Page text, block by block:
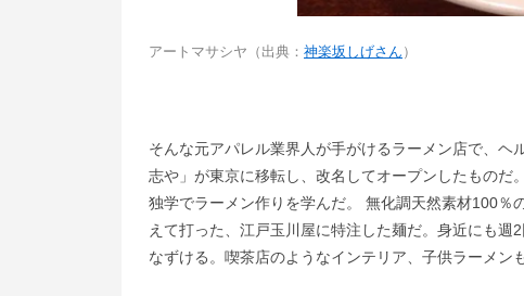
アートマサシヤ（出典： 神楽坂しげさん ）
そんな元アパレル業界人が手がけるラーメン店で、ヘ
志や」が東京に移転し、改名してオープンしたものだ
独学でラーメン作りを学んだ。 無化調天然素材100％
えて打った、江戸玉川屋に特注した麺だ。身近にも
なずける。喫茶店のようなインテリア、子供ラーメン